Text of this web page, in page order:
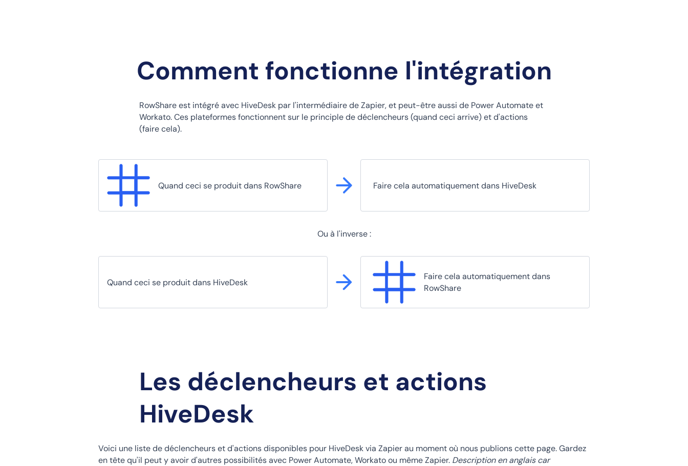
Comment fonctionne l'intégration
RowShare est intégré avec HiveDesk par l'intermédiaire de Zapier, et peut-être aussi de Power Automate et
Workato. Ces plateformes fonctionnent sur le principle de déclencheurs (quand ceci arrive) et d'actions
(faire cela).
Quand ceci se produit dans RowShare Faire cela automatiquement dans HiveDesk
Ou à l'inverse :
Quand ceci se produit dans HiveDesk
Faire cela automatiquement dans
RowShare
Les déclencheurs et actions
HiveDesk
Voici une liste de déclencheurs et d'actions disponibles pour HiveDesk via Zapier au moment où nous publions cette page. Gardez
en tête qu'il peut y avoir d'autres possibilités avec Power Automate, Workato ou même Zapier. Description en anglais car